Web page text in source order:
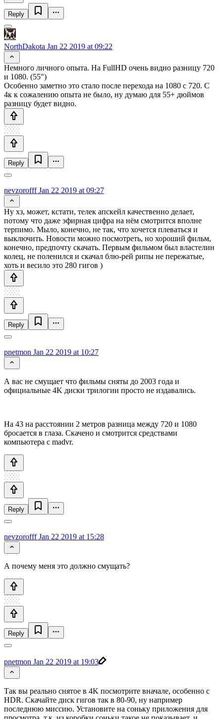
Reply
NorthDakota Jan 22 2019 at 09:22
Немного личного опыта. На FullHD очень видно разницу 720
и 1080. (55")
Особенно заметно это стало после перехода на 1080 с 720. С
4к к сожалению опыта не было, ну думаю для 55+ дюймов
разницу будет видно.
Reply
nevzorofffJan 22 2019 at 09:27
Ну хз, может, кстати, телек апскейл качественно делает,
потому что даже эфирная цифра на нём смотрится вполне
терпимо. Мыло, конечно, не так, что хочется плеваться и
выключить. Новости можно посмотреть, но хороший фильм,
конечно, предпочту скачать. Первым фильмом был властелин
колец, не поленился и скачал блю-рей рипы не пережатые,
хоть и весило это 280 гигов )
Reply
pnetmon Jan 22 2019 at 10:27
А вас не смущает что фильмы сняты до 2003 года и
официальные 4K диски трилогии просто не издавались.
На 43 на расстоянии 2 метров разница между 720 и 1080
бросается в глаза. Скачено и смотрится средствами
компьютера с madvr.
Reply
nevzorofffJan 22 2019 at 15:28
А почему меня это должно смущать?
Reply
pnetmon Jan 22 2019 at 19:03
Так вы реально снятое в 4K посмотрите вначале, особенно с
HDR. Скачайте диск гигов так в 80-90, ну например
последнюю миссию. Установите на соньку приложения для